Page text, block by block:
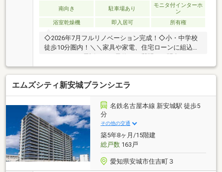
南向き 駐車場あり
モニタ付インターホ
ン
浴室乾燥機
即入居可 所有権
◇2026年7月フルリノベーション完成！◇小・中学校
徒歩10分圏内！＼＼家具や家電、住宅ローンに組込め
ちらまで▼TEL：0120-09-7549【通話無料】ニッカ不
動産へ！～空家につき即日のご案内も可能！～お気兼
ねなくお問合せくださいませ。住宅ローンやリフォー
ムのご相談も承ります！【主なリノベーション内
容】・システムキッチン、ユニットバス、トイレ交
換・洗面化粧台交換 ・建具交換・クロス、フローリ
ング貼替 ・クッションフロア貼替・シューズボック
ス交換 ・給湯器交換 ・分電盤交換・ハウスクリー
ニング 他
エムズシティ新安城ブランシエラ
名鉄名古屋本線 新安城駅 徒歩5
分
その他の交通
築5年8ヶ月/15階建
総戸数163戸
愛知県安城市住吉町３